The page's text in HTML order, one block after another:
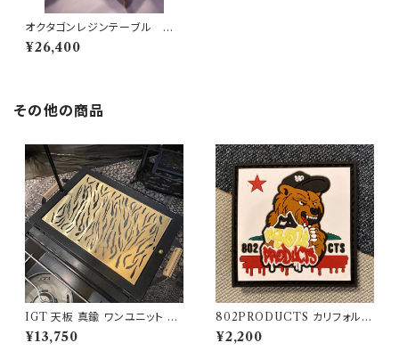
オクタゴンレジンテーブル ウォ
ールナット黒波 天板 三脚【 802
PRODUCTS 】
¥26,400
その他の商品
IGT 天板 真鍮 ワンユニット 【
タイガー 】 アイアングリルテー
ブル Snow Peak スノーピーク
¥13,750
802PRODUCTS カリフォルニ
アベア ラバーワッペン
¥2,200